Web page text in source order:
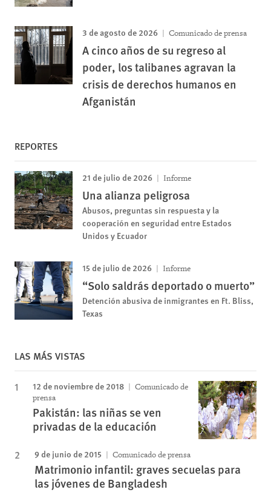
3 de agosto de 2026 Comunicado de prensa
A cinco años de su regreso al
poder, los talibanes agravan la
crisis de derechos humanos en
Afganistán
REPORTES
21 de julio de 2026 Informe
Una alianza peligrosa
Abusos, preguntas sin respuesta y la
cooperación en seguridad entre Estados
Unidos y Ecuador
15 de julio de 2026 Informe
“Solo saldrás deportado o muerto”
Detención abusiva de inmigrantes en Ft. Bliss,
Texas
LAS MÁS VISTAS
12 de noviembre de 2018
Comunicado de
prensa
Pakistán: las niñas se ven
privadas de la educación
9 de junio de 2015 Comunicado de prensa
Matrimonio infantil: graves secuelas para
las jóvenes de Bangladesh